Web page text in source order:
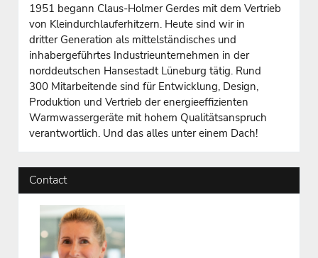
1951 begann Claus-Holmer Gerdes mit dem Vertrieb
von Kleindurchlauferhitzern. Heute sind wir in
dritter Generation als mittelständisches und
inhabergeführtes Industrieunternehmen in der
norddeutschen Hansestadt Lüneburg tätig. Rund
300 Mitarbeitende sind für Entwicklung, Design,
Produktion und Vertrieb der energieeffizienten
Warmwassergeräte mit hohem Qualitätsanspruch
verantwortlich. Und das alles unter einem Dach!
Contact